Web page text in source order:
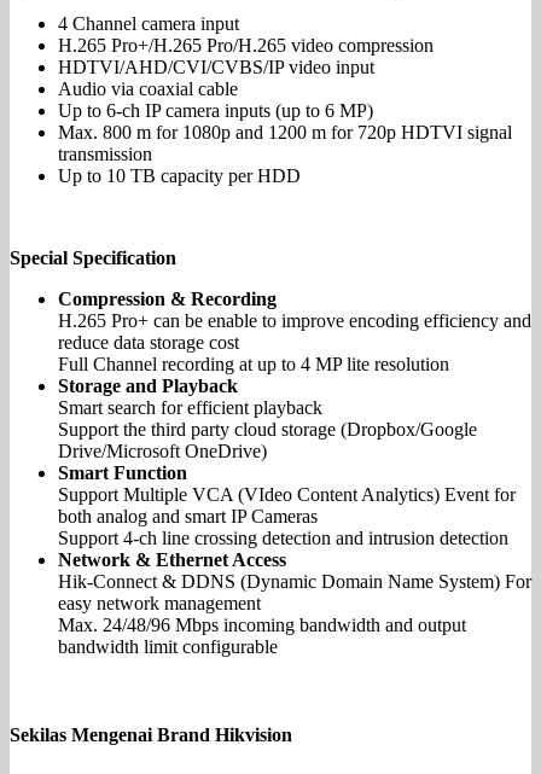
4 Channel camera input
H.265 Pro+/H.265 Pro/H.265 video compression
HDTVI/AHD/CVI/CVBS/IP video input
Audio via coaxial cable
Up to 6-ch IP camera inputs (up to 6 MP)
Max. 800 m for 1080p and 1200 m for 720p HDTVI signal
transmission
Up to 10 TB capacity per HDD
Special Specification
Compression & Recording
H.265 Pro+ can be enable to improve encoding efficiency and
reduce data storage cost
Full Channel recording at up to 4 MP lite resolution
Storage and Playback
Smart search for efficient playback
Support the third party cloud storage (Dropbox/Google
Drive/Microsoft OneDrive)
Smart Function
Support Multiple VCA (VIdeo Content Analytics) Event for
both analog and smart IP Cameras
Support 4-ch line crossing detection and intrusion detection
Network & Ethernet Access
Hik-Connect & DDNS (Dynamic Domain Name System) For
easy network management
Max. 24/48/96 Mbps incoming bandwidth and output
bandwidth limit configurable
Sekilas Mengenai Brand Hikvision